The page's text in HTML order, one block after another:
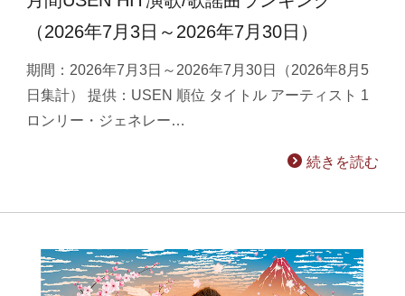
（2026年7月3日～2026年7月30日）
期間：2026年7月3日～2026年7月30日（2026年8月5
日集計） 提供：USEN 順位 タイトル アーティスト 1
ロンリー・ジェネレー…
続きを読む